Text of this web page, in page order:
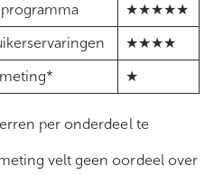
★★★★★
★★★★
★
per onderdeel te
velt geen oordeel over